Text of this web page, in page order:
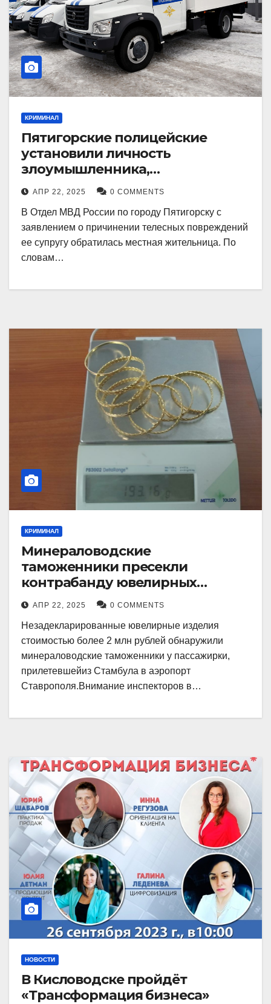
КРИМИНАЛ
Пятигорские полицейские
установили личность
злоумышленника,
причинившего телесные
повреждения местному жителю
АПР 22, 2025 0 COMMENTS
В Отдел МВД России по городу Пятигорску с
заявлением о причинении телесных повреждений
ее супругу обратилась местная жительница. По
словам…
КРИМИНАЛ
Минераловодские
таможенники пресекли
контрабанду ювелирных
изделий на 2 млн рублей
АПР 22, 2025 0 COMMENTS
Незадекларированные ювелирные изделия
стоимостью более 2 млн рублей обнаружили
минераловодские таможенники у пассажирки,
прилетевшейиз Стамбула в аэропорт
Ставрополя.Внимание инспекторов в…
НОВОСТИ
В Кисловодске пройдёт
«Трансформация бизнеса»